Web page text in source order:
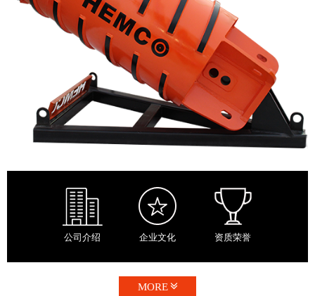
公司介绍 企业文化 资质荣誉
MORE